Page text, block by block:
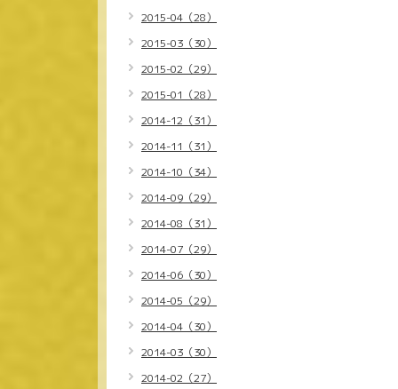
2015-04（28）
2015-03（30）
2015-02（29）
2015-01（28）
2014-12（31）
2014-11（31）
2014-10（34）
2014-09（29）
2014-08（31）
2014-07（29）
2014-06（30）
2014-05（29）
2014-04（30）
2014-03（30）
2014-02（27）